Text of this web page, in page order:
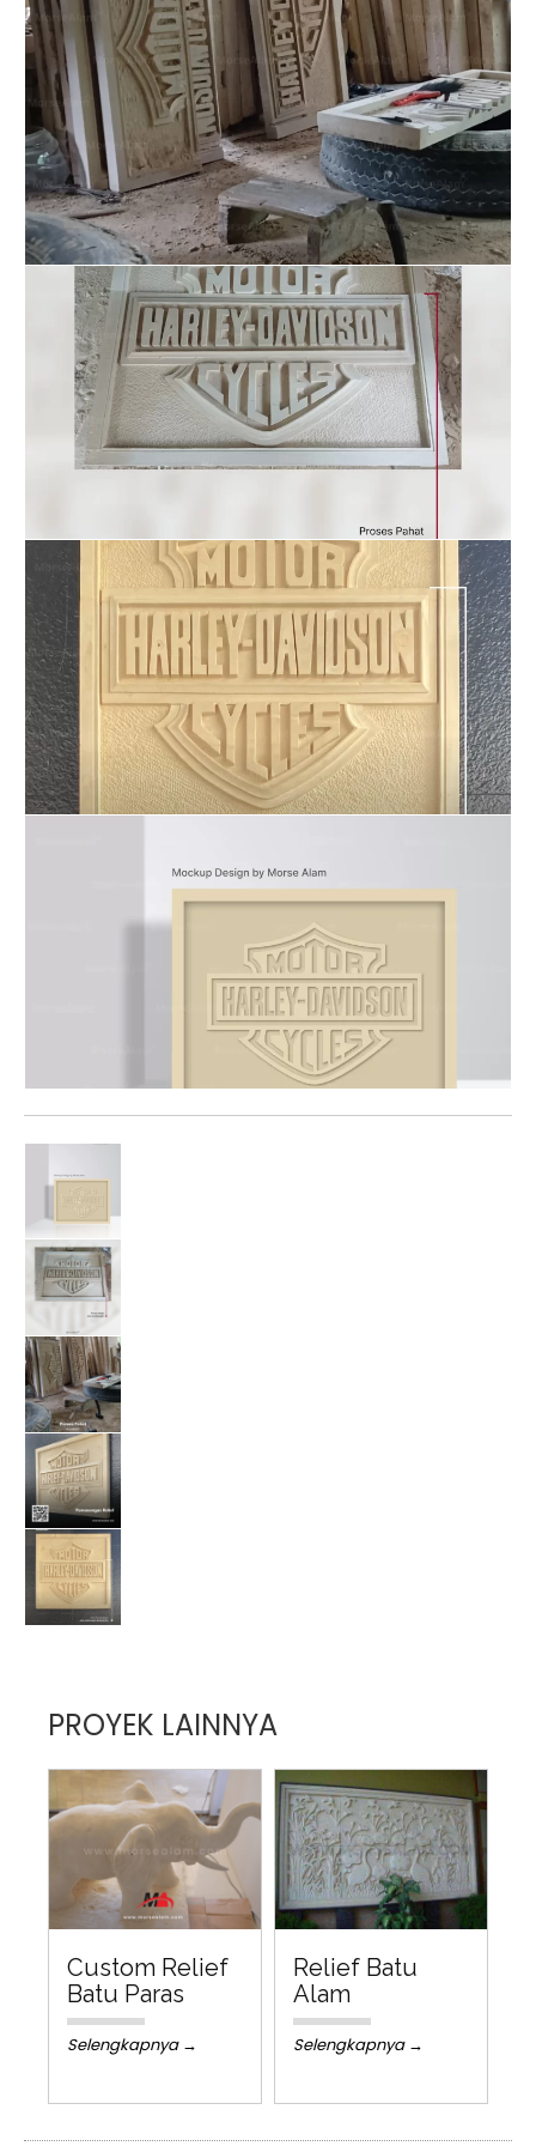
PROYEK LAINNYA
Custom Relief
Batu Paras
Selengkapnya →
Relief Batu
Alam
Selengkapnya →